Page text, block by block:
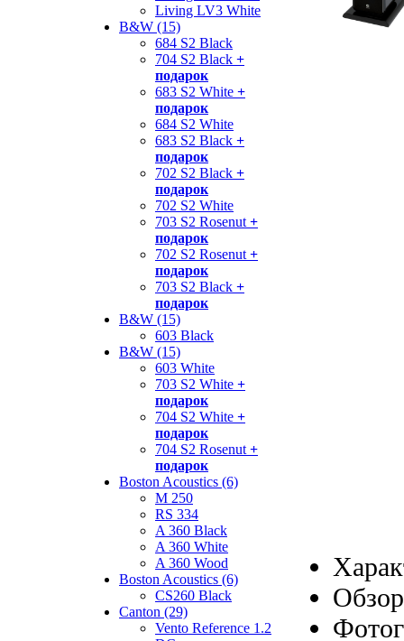
Living LV3 White
B&W (15)
684 S2 Black
704 S2 Black +
подарок
683 S2 White +
подарок
684 S2 White
683 S2 Black +
подарок
702 S2 Black +
подарок
702 S2 White
703 S2 Rosenut +
подарок
702 S2 Rosenut +
подарок
703 S2 Black +
подарок
B&W (15)
603 Black
B&W (15)
603 White
703 S2 White +
подарок
704 S2 White +
подарок
704 S2 Rosenut +
подарок
Boston Acoustics (6)
M 250
RS 334
A 360 Black
A 360 White
A 360 Wood
Boston Acoustics (6)
CS260 Black
Canton (29)
Vento Reference 1.2
Обзор